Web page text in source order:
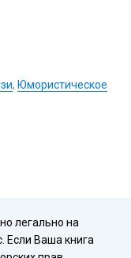
, Юмористическое
легально на
Если Ваша книга